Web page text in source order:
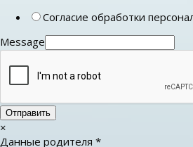
Согласие обработки
Message
Отправить
×
Данные родителя *